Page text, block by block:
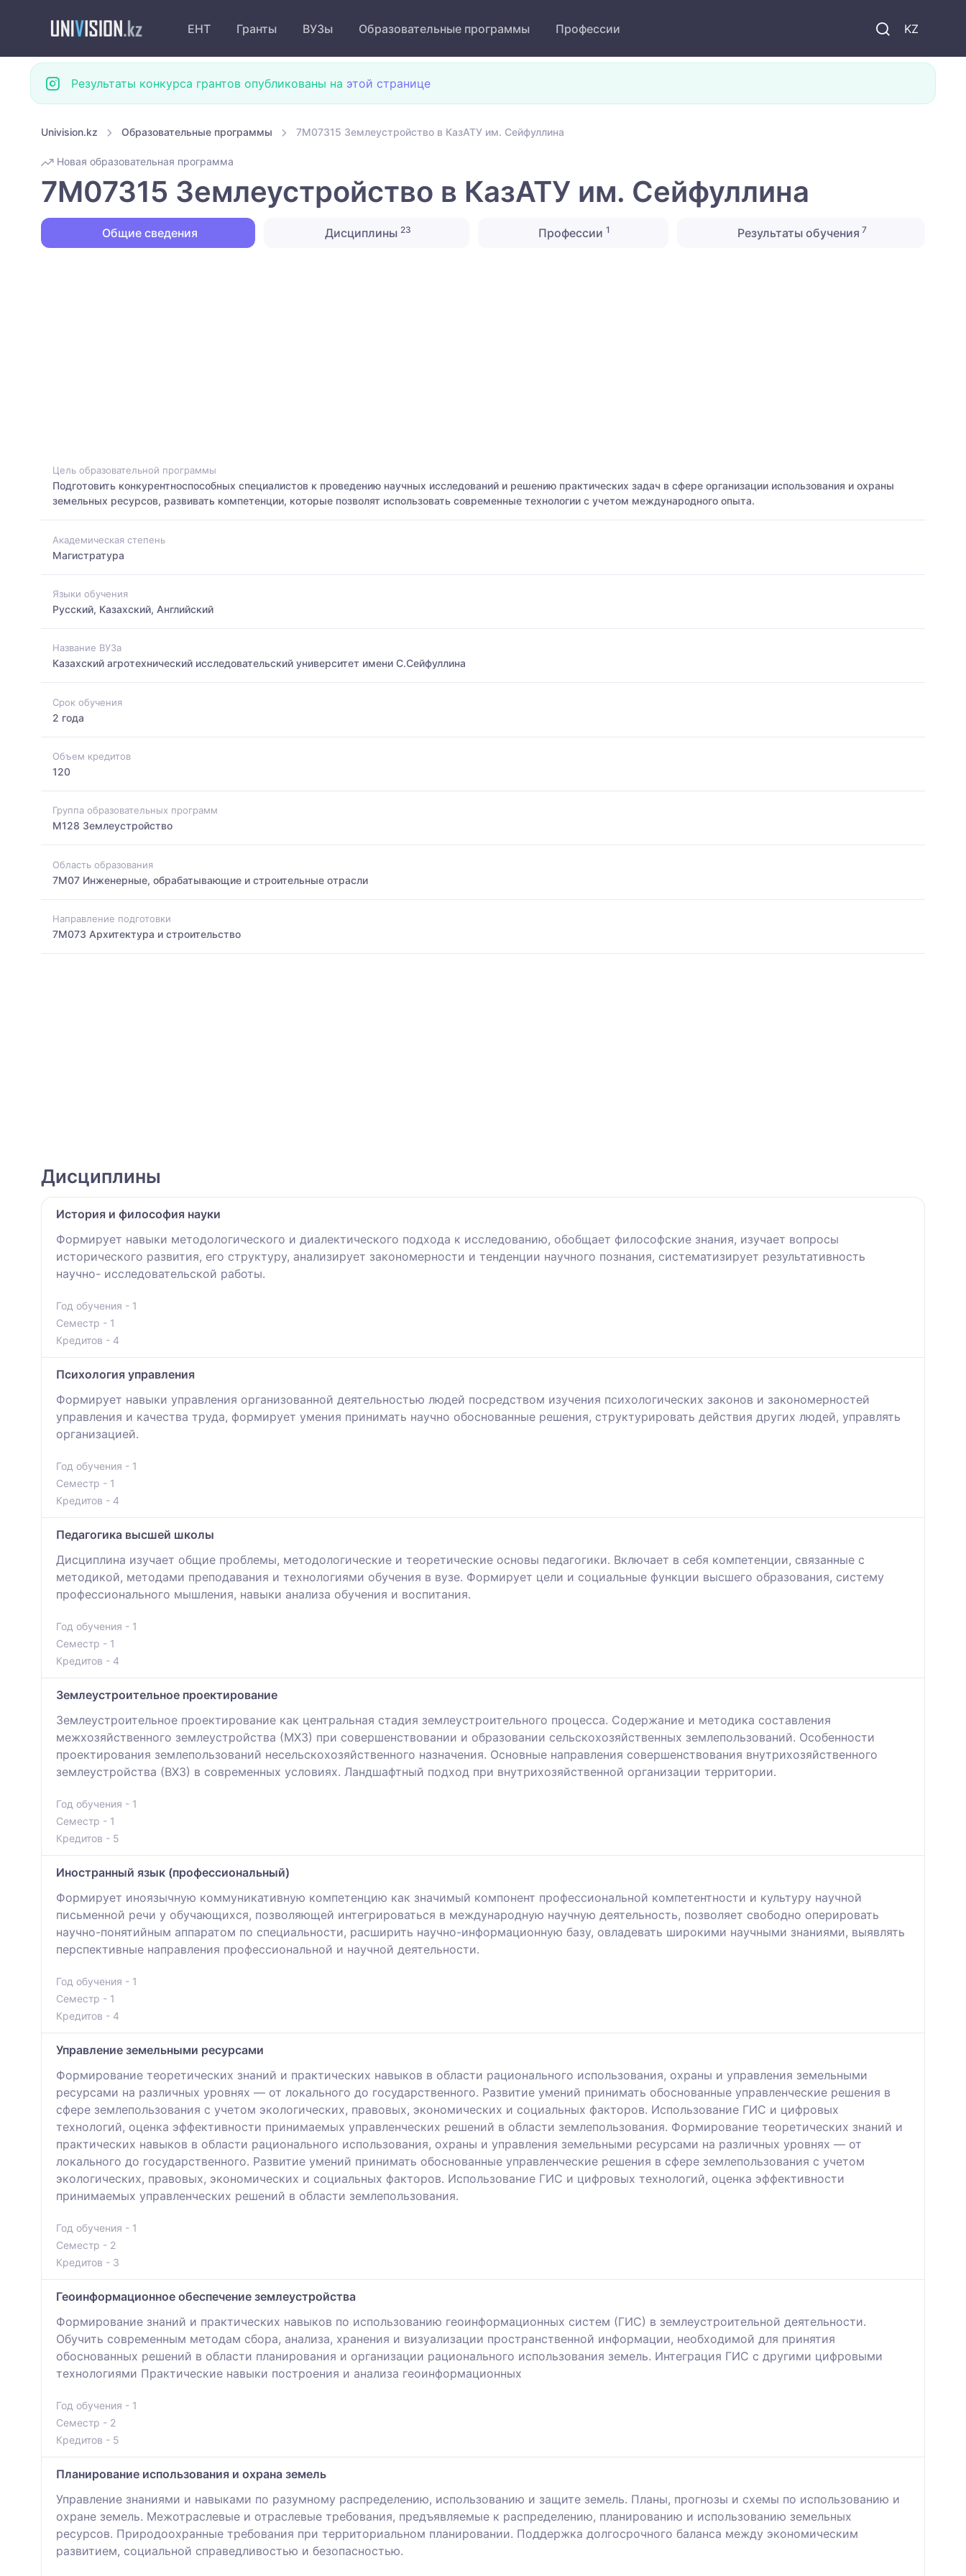
KZ
ЕНТ Гранты ВУЗы Образовательные программы Профессии
Результаты конкурса грантов опубликованы на этой странице
Univision.kz Образовательные программы 7M07315 Землеустройство в КазАТУ им. Сейфуллина
Новая образовательная программа
7M07315 Землеустройство в КазАТУ им. Сейфуллина
Общие сведения Дисциплины 23 Профессии1 Результаты обучения 7
Цель образовательной программы
Подготовить конкурентноспособных специалистов к проведению научных исследований и решению практических задач в сфере организации использования и охраны
земельных ресурсов, развивать компетенции, которые позволят использовать современные технологии с учетом международного опыта.
Академическая степень
Магистратура
Языки обучения
Русский, Казахский, Английский
Название ВУЗа
Казахский агротехнический исследовательский университет имени С.Сейфуллина
Срок обучения
2 года
Объем кредитов
120
Группа образовательных программ
M128 Землеустройство
Область образования
7M07 Инженерные, обрабатывающие и строительные отрасли
Направление подготовки
7M073 Архитектура и строительство
Дисциплины
История и философия науки
Формирует навыки методологического и диалектического подхода к исследованию, обобщает философские знания, изучает вопросы
исторического развития, его структуру, анализирует закономерности и тенденции научного познания, систематизирует результативность
научно- исследовательской работы.
Год обучения - 1
Семестр - 1
Кредитов - 4
Психология управления
Формирует навыки управления организованной деятельностью людей посредством изучения психологических законов и закономерностей
управления и качества труда, формирует умения принимать научно обоснованные решения, структурировать действия других людей, управлять
организацией.
Год обучения - 1
Семестр - 1
Кредитов - 4
Педагогика высшей школы
Дисциплина изучает общие проблемы, методологические и теоретические основы педагогики. Включает в себя компетенции, связанные с
методикой, методами преподавания и технологиями обучения в вузе. Формирует цели и социальные функции высшего образования, систему
профессионального мышления, навыки анализа обучения и воспитания.
Год обучения - 1
Семестр - 1
Кредитов - 4
Землеустроительное проектирование
Землеустроительное проектирование как центральная стадия землеустроительного процесса. Содержание и методика составления
межхозяйственного землеустройства (МХЗ) при совершенствовании и образовании сельскохозяйственных землепользований. Особенности
проектирования землепользований несельскохозяйственного назначения. Основные направления совершенствования внутрихозяйственного
землеустройства (ВХЗ) в современных условиях. Ландшафтный подход при внутрихозяйственной организации территории.
Год обучения - 1
Семестр - 1
Кредитов - 5
Иностранный язык (профессиональный)
Формирует иноязычную коммуникативную компетенцию как значимый компонент профессиональной компетентности и культуру научной
письменной речи у обучающихся, позволяющей интегрироваться в международную научную деятельность, позволяет свободно оперировать
научно-понятийным аппаратом по специальности, расширить научно-информационную базу, овладевать широкими научными знаниями, выявлять
перспективные направления профессиональной и научной деятельности.
Год обучения - 1
Семестр - 1
Кредитов - 4
Управление земельными ресурсами
Формирование теоретических знаний и практических навыков в области рационального использования, охраны и управления земельными
ресурсами на различных уровнях — от локального до государственного. Развитие умений принимать обоснованные управленческие решения в
сфере землепользования с учетом экологических, правовых, экономических и социальных факторов. Использование ГИС и цифровых
технологий, оценка эффективности принимаемых управленческих решений в области землепользования. Формирование теоретических знаний и
практических навыков в области рационального использования, охраны и управления земельными ресурсами на различных уровнях — от
локального до государственного. Развитие умений принимать обоснованные управленческие решения в сфере землепользования с учетом
экологических, правовых, экономических и социальных факторов. Использование ГИС и цифровых технологий, оценка эффективности
принимаемых управленческих решений в области землепользования.
Год обучения - 1
Семестр - 2
Кредитов - 3
Геоинформационное обеспечение землеустройства
Формирование знаний и практических навыков по использованию геоинформационных систем (ГИС) в землеустроительной деятельности.
Обучить современным методам сбора, анализа, хранения и визуализации пространственной информации, необходимой для принятия
обоснованных решений в области планирования и организации рационального использования земель. Интеграция ГИС с другими цифровыми
технологиями Практические навыки построения и анализа геоинформационных
Год обучения - 1
Семестр - 2
Кредитов - 5
Планирование использования и охрана земель
Управление знаниями и навыками по разумному распределению, использованию и защите земель. Планы, прогнозы и схемы по использованию и
охране земель. Межотраслевые и отраслевые требования, предъявляемые к распределению, планированию и использованию земельных
ресурсов. Природоохранные требования при территориальном планировании. Поддержка долгосрочного баланса между экономическим
развитием, социальной справедливостью и безопасностью.